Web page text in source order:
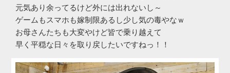
元気あり余ってるけど外には出れないし～
ゲームもスマホも嫁制限あるし少し気の毒やなｗ
お母さんたちも大変やけど皆で乗り越えて
早く平穏な日々を取り戻したいですねっ！！